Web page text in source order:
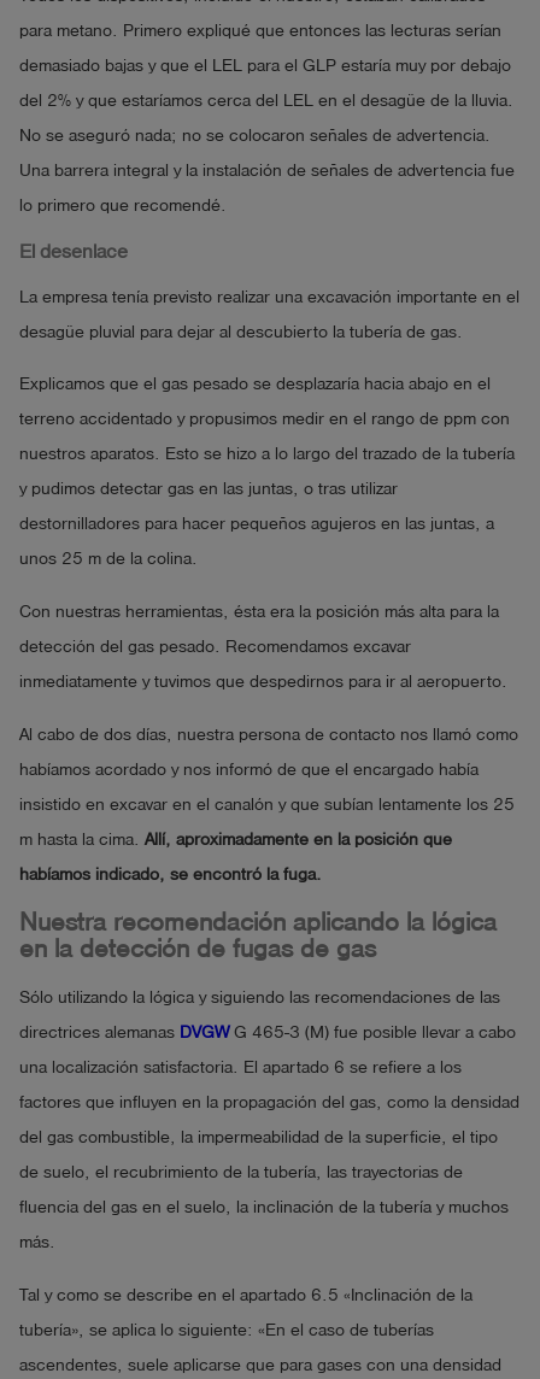
para metano. Primero expliqué que entonces las lecturas serían
demasiado bajas y que el LEL para el GLP estaría muy por debajo
del 2% y que estaríamos cerca del LEL en el desagüe de la lluvia.
No se aseguró nada; no se colocaron señales de advertencia.
Una barrera integral y la instalación de señales de advertencia fue
lo primero que recomendé.
El desenlace
La empresa tenía previsto realizar una excavación importante en el
desagüe pluvial para dejar al descubierto la tubería de gas.
Explicamos que el gas pesado se desplazaría hacia abajo en el
terreno accidentado y propusimos medir en el rango de ppm con
nuestros aparatos. Esto se hizo a lo largo del trazado de la tubería
y pudimos detectar gas en las juntas, o tras utilizar
destornilladores para hacer pequeños agujeros en las juntas, a
unos 25 m de la colina.
Con nuestras herramientas, ésta era la posición más alta para la
detección del gas pesado. Recomendamos excavar
inmediatamente y tuvimos que despedirnos para ir al aeropuerto.
Al cabo de dos días, nuestra persona de contacto nos llamó como
habíamos acordado y nos informó de que el encargado había
insistido en excavar en el canalón y que subían lentamente los 25
m hasta la cima. Allí, aproximadamente en la posición que
habíamos indicado, se encontró la fuga.
Nuestra recomendación aplicando la lógica
en la detección de fugas de gas
Sólo utilizando la lógica y siguiendo las recomendaciones de las
directrices alemanas DVGW G 465-3 (M) fue posible llevar a cabo
una localización satisfactoria. El apartado 6 se refiere a los
factores que influyen en la propagación del gas, como la densidad
del gas combustible, la impermeabilidad de la superficie, el tipo
de suelo, el recubrimiento de la tubería, las trayectorias de
fluencia del gas en el suelo, la inclinación de la tubería y muchos
más.
Tal y como se describe en el apartado 6.5 «Inclinación de la
tubería», se aplica lo siguiente: «En el caso de tuberías
ascendentes, suele aplicarse que para gases con una densidad